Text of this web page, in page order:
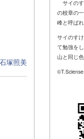
石塚照美
サイのす
の校章の
峰と呼ば
サイのす
て勉強を
山と同じ